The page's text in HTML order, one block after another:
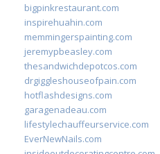
bigpinkrestaurant.com
inspirehuahin.com
memmingerspainting.com
jeremypbeasley.com
thesandwichdepotcos.com
drgiggleshouseofpain.com
hotflashdesigns.com
garagenadeau.com
lifestylechauffeurservice.com
EverNewNails.com